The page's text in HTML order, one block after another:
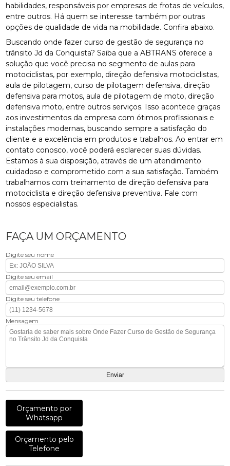
habilidades, responsáveis por empresas de frotas de veículos,
entre outros. Há quem se interesse também por outras
opções de qualidade de vida na mobilidade. Confira abaixo.
Buscando onde fazer curso de gestão de segurança no
trânsito Jd da Conquista? Saiba que a ABTRANS oferece a
solução que você precisa no segmento de aulas para
motociclistas, por exemplo, direção defensiva motociclistas,
aula de pilotagem, curso de pilotagem defensiva, direção
defensiva para motos, aula de pilotagem de moto, direção
defensiva moto, entre outros serviços. Isso acontece graças
aos investimentos da empresa com ótimos profissionais e
instalações modernas, buscando sempre a satisfação do
cliente e a excelência em produtos e trabalhos. Ao entrar em
contato conosco, você poderá esclarecer suas dúvidas.
Estamos à sua disposição, através de um atendimento
cuidadoso e comprometido com a sua satisfação. Também
trabalhamos com treinamento de direção defensiva para
motociclista e direção defensiva preventiva. Fale com
nossos especialistas.
FAÇA UM ORÇAMENTO
Digite seu nome
Digite seu email
Digite seu telefone
Mensagem
Orçamento por
Whatsapp
Orçamento pelo
Telefone